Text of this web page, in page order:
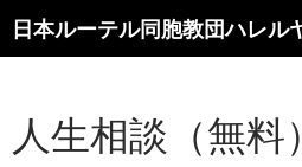
ン
へ
索
人生相談（無料）